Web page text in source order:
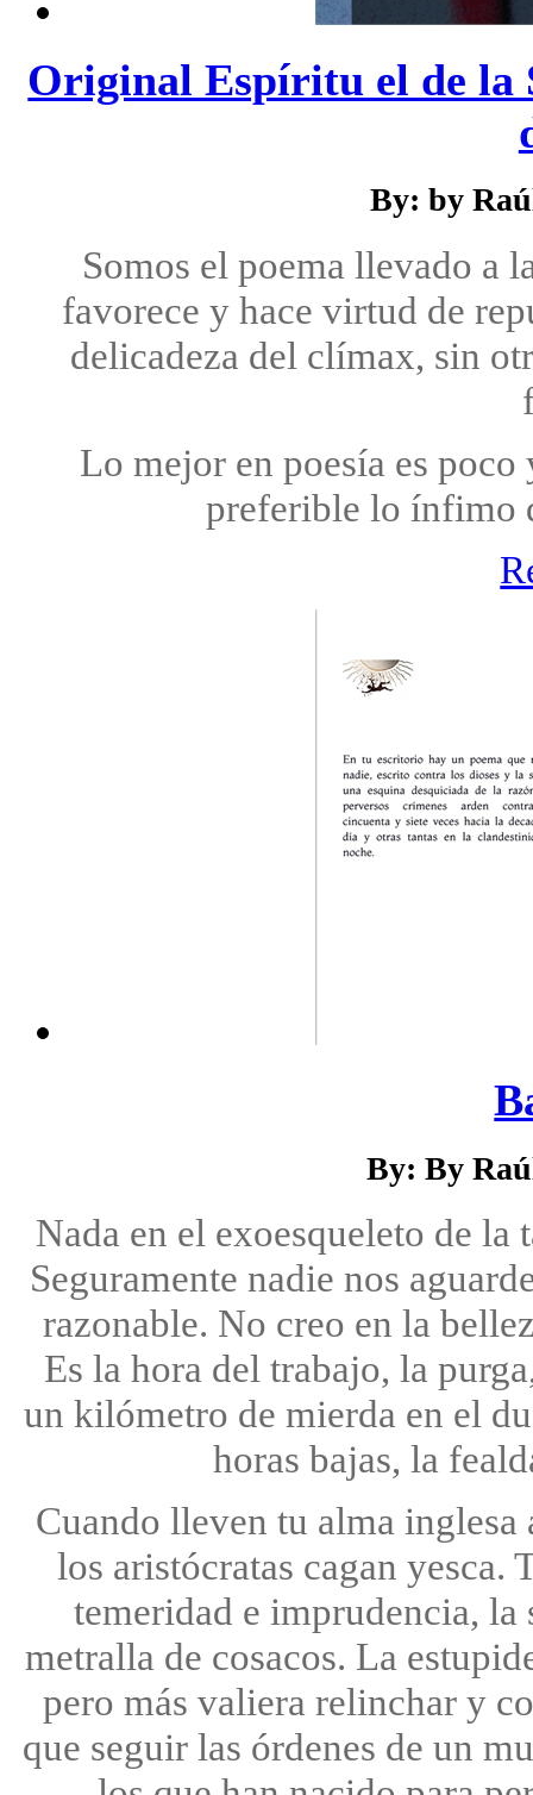
Original Espíritu el de la
By: by
Somos el poema llevado a
favorece y hace virtud de
delicadeza del clímax, sin
Lo mejor en poesía es
preferible lo ínfimo
By: By
Nada en el exoesqueleto de
Seguramente nadie nos
razonable. No creo en la
Es la hora del trabajo, la
un kilómetro de mierda en el
horas bajas, la
Cuando lleven tu alma
los aristócratas cagan yesca.
temeridad e imprudencia, la
metralla de cosacos. La
pero más valiera relinchar y
que seguir las órdenes de un